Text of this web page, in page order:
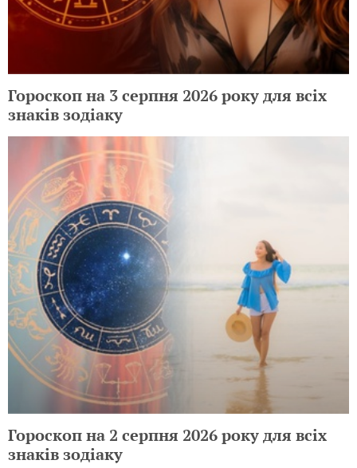
Гороскоп на 3 серпня 2026 року для всіх
знаків зодіаку
Гороскоп на 2 серпня 2026 року для всіх
знаків зодіаку